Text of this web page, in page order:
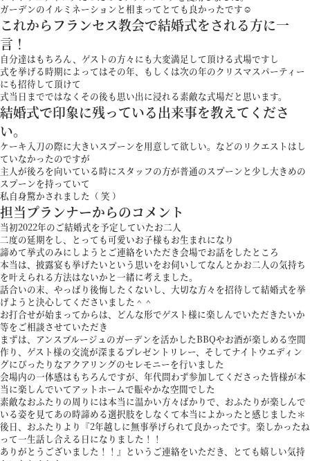
お電話でのご予約・お問い合わせ
TEL.011-633-1111
プロポーズご検討の方はこちら
パティスリーご利用の方はこちら
来店予約 オンライン相談
資料請求 お問い合わせ
プライバシーポリシー 運営会社情報
ガーデンのイルミネーションと相まってとても良かったです☺︎
これからフランセス教会で結婚式をされる方に一
言！
自分達はもちろん、ゲストの方々にも大変満足して頂ける式場ですし
式を挙げる時期によってはその年、もしくは次の年のクリスマスパーティー
にも招待して頂けて
式当日までではなくその後も思い出に浸れる素敵な式場だと思います。
結婚式で印象に残っている出来事を教えてくださ
い。
ケーキ入刀の際に大きいスプーンを用意して欲しい。などのリクエストはし
ていなかったのですが
主人が後ろを向いている時にスタッフの方が普通のスプーンと少し大きめの
スプーンを持っていて
私自身驚かされました（ 笑 ）
担当プランナーからのコメント
当初2022年のご結婚式を予定していたお二人
二度の延期をし、とっても可愛いお子様もお生まれになり
諦めて挙式のみにしようとご連絡をいただき会場でお話をしたところ
本当は、披露宴も挙げたいという思いをお伺いしてなんとかお二人の気持ち
を叶えられる方法はないかと一緒に考えました。
話合いの末、やっぱり後悔したくないし、大切な方々を招待して結婚式を挙
げようと決心してくださいました＾＾
お打合せが始まってからは、どんな形でゲスト様に楽しんでいただきたいか
等をご相談させていただき
まずは、アンスブルージュのガーデンを活かしたBBQやお酒が楽しめる空間
作り、ゲスト様の交流が深まるプレゼントリレー、そしてナイトウエディン
グにぴったりなアクアリングのセレモニーを行いました
会場内の一体感はもちろんですが、年代問わず参加してくださった皆様が本
当に楽しんでいてアットホームで賑やかな空間でした
素敵なおふたりの周りには本当に温かい方々ばかりで、おふたりが楽しんで
いる姿を見てあの時諦める選択肢をしなくて本当によかったと感じました＊
後日、おふたりより『2年越しに無事挙げられて良かったです。楽しかったね
って一生話し合える日になりました！！
ありがとうございました！！』というご連絡をいただき、とても嬉しい気持